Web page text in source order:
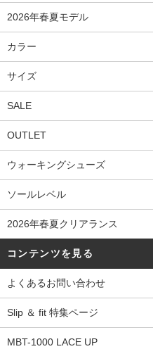
2026年春夏モデル
カラー
サイズ
SALE
OUTLET
ウォーキングシューズ
ソールレベル
2026年春夏クリアランス
コンテンツを見る
よくあるお問い合わせ
Slip ＆ fit 特集ページ
MBT-1000 LACE UP